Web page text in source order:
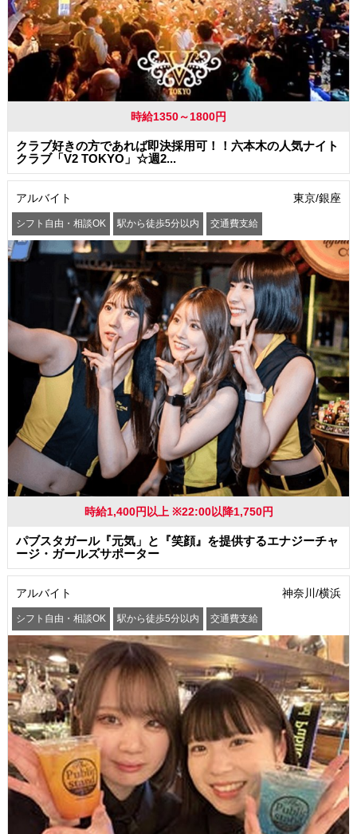
時給1350～1800円
クラブ好きの方であれば即決採用可！！六本木の人気ナイト
クラブ「V2 TOKYO」☆週2...
アルバイト 東京/銀座
シフト自由・相談OK 駅から徒歩5分以内 交通費支給
時給1,400円以上 ※22:00以降1,750円
パブスタガール『元気」と『笑顔』を提供するエナジーチャ
ージ・ガールズサポーター
アルバイト 神奈川/横浜
シフト自由・相談OK 駅から徒歩5分以内 交通費支給